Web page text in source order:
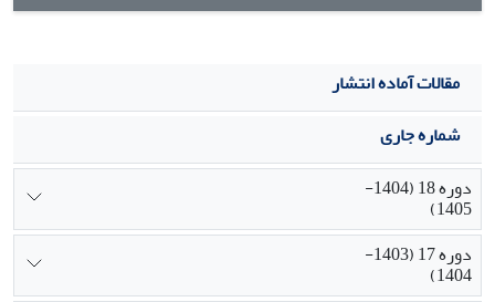
مقالات آماده انتشار
شماره جاری
دوره 18 (1404-
1405)
دوره 17 (1403-
1404)